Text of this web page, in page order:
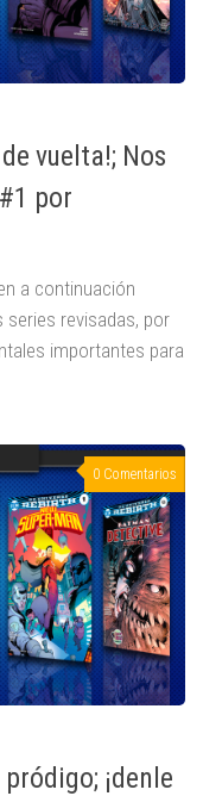
vuelta!; Nos
por
a continuación
revisadas, por
importantes para
0 Comentarios
¡denle